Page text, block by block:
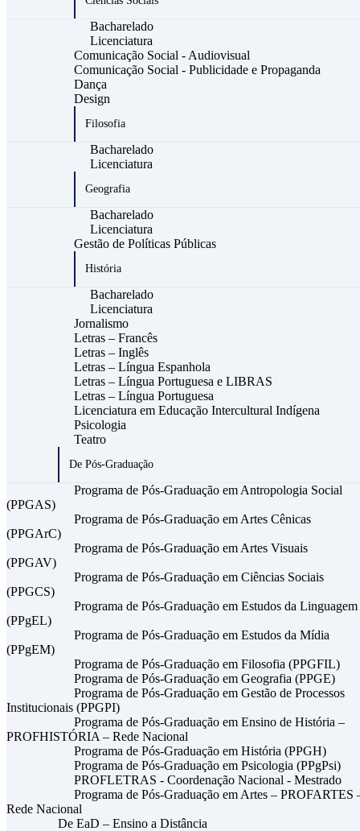
Bacharelado
Licenciatura
Comunicação Social - Audiovisual
Comunicação Social - Publicidade e Propaganda
Dança
Design
Filosofia
Bacharelado
Licenciatura
Geografia
Bacharelado
Licenciatura
Gestão de Políticas Públicas
História
Bacharelado
Licenciatura
Jornalismo
Letras – Francês
Letras – Inglês
Letras – Língua Espanhola
Letras – Língua Portuguesa e LIBRAS
Letras – Língua Portuguesa
Licenciatura em Educação Intercultural Indígena
Psicologia
Teatro
De Pós-Graduação
Programa de Pós-Graduação em Antropologia Social
(PPGAS)
Programa de Pós-Graduação em Artes Cênicas
(PPGArC)
Programa de Pós-Graduação em Artes Visuais
(PPGAV)
Programa de Pós-Graduação em Ciências Sociais
(PPGCS)
Programa de Pós-Graduação em Estudos da Linguagem
(PPgEL)
Programa de Pós-Graduação em Estudos da Mídia
(PPgEM)
Programa de Pós-Graduação em Filosofia (PPGFIL)
Programa de Pós-Graduação em Geografia (PPGE)
Programa de Pós-Graduação em Gestão de Processos
Institucionais (PPGPI)
Programa de Pós-Graduação em Ensino de História –
PROFHISTÓRIA – Rede Nacional
Programa de Pós-Graduação em História (PPGH)
Programa de Pós-Graduação em Psicologia (PPgPsi)
PROFLETRAS - Coordenação Nacional - Mestrado
Programa de Pós-Graduação em Artes – PROFARTES
Rede Nacional
De EaD – Ensino a Distância